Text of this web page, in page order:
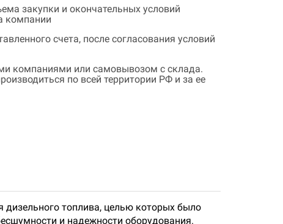
закупки и окончательных условий
компании
счета, после согласования условий
компаниями или самовывозом с склада.
по всей территории РФ и за ее
дизельного топлива, целью которых было
и надежности оборудования.